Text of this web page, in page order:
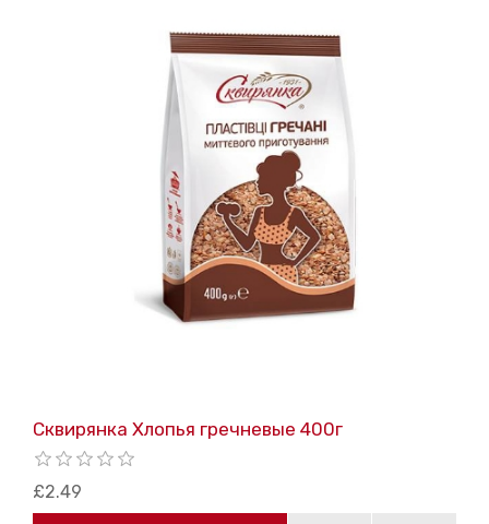
Сквирянка Хлопья гречневые 400г
£2.49